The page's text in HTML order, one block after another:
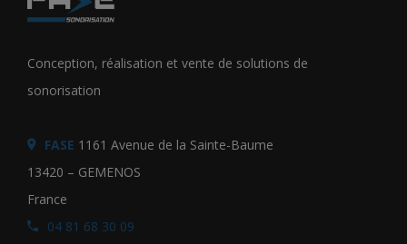
Conception, réalisation et vente de solutions de
sonorisation
FASE 1161 Avenue de la Sainte-Baume
13420 – GEMENOS
France
04 81 68 30 09